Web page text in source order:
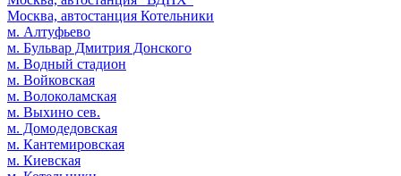
Москва, автостанция Котельники
м. Алтуфьево
м. Бульвар Дмитрия Донского
м. Водный стадион
м. Войковская
м. Волоколамская
м. Выхино сев.
м. Домодедовская
м. Кантемировская
м. Киевская